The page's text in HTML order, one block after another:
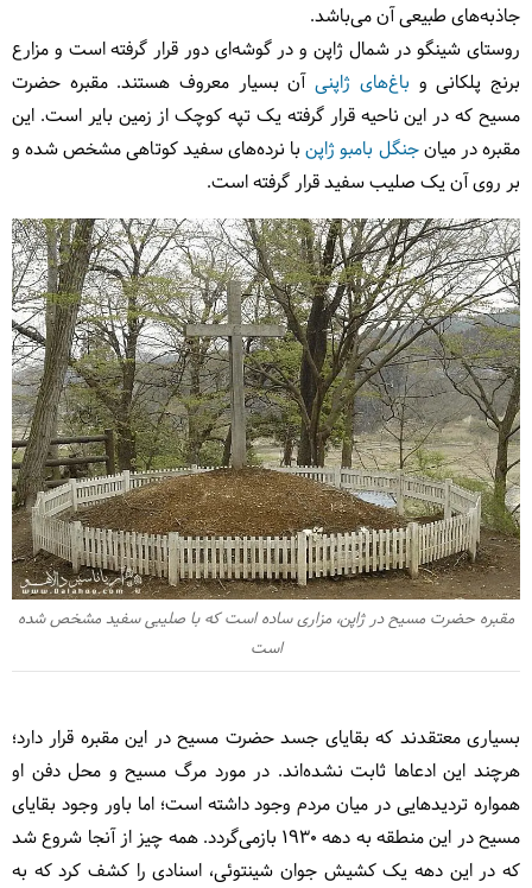
جاذبه‌های طبیعی آن می‌باشد.
روستای شینگو در شمال ژاپن و در گوشه‌ای دور قرار گرفته است و مزارع
برنج پلکانی و باغ‌های ژاپنیآن بسیار معروف هستند. مقبره حضرت
مسیح که در این ناحیه قرار گرفته یک تپه کوچک از زمین بایر است. این
مقبره در میانجنگل بامبو ژاپنبا نرده‌های سفید کوتاهی مشخص شده و
بر روی آن یک صلیب سفید قرار گرفته است.
مقبره حضرت مسیح در ژاپن، مزاری ساده است که با صلیبی سفید مشخص شده
است
بسیاری معتقدند که بقایای جسد حضرت مسیح در این مقبره قرار دارد؛
هرچند این ادعاها ثابت نشده‌اند. در مورد مرگ مسیح و محل دفن او
همواره تردیدهایی در میان مردم وجود داشته است؛ اما باور وجود بقایای
مسیح در این منطقه به دهه 1930 بازمی‌گردد. همه چیز از آنجا شروع شد
که در این دهه یک کشیش جوان شینتوئی، اسنادی را کشف کرد که به